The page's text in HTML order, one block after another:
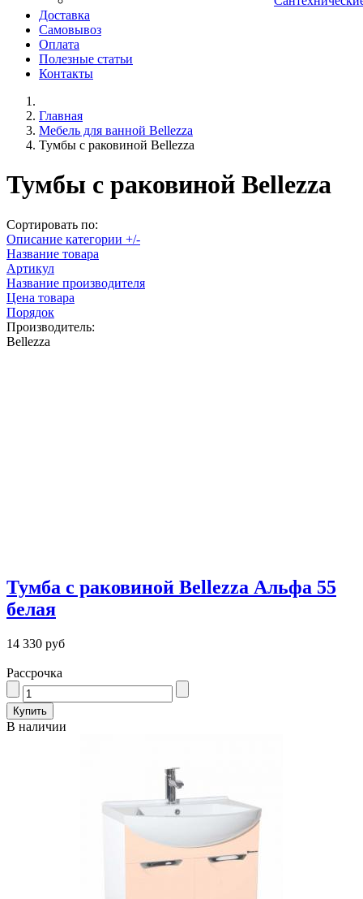
Доставка
Самовывоз
Оплата
Полезные статьи
Контакты
Главная
Мебель для ванной Bellezza
Тумбы с раковиной Bellezza
Тумбы с раковиной Bellezza
Сортировать по:
Описание категории +/-
Название товара
Артикул
Название производителя
Цена товара
Порядок
Производитель:
Bellezza
Тумба с раковиной Bellezza Альфа 55
белая
14 330 руб
Рассрочка
В наличии